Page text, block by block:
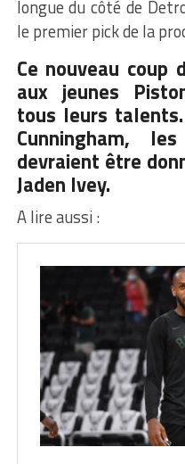
longue du côté de
le premier pick de la
Ce nouveau
aux jeunes
tous leurs talents.
Cunningham,
devraient être
Jaden Ivey.
A lire aussi :